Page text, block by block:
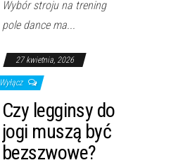
Wybór stroju na trening
pole dance ma...
27 kwietnia, 2026
Wyłącz
Czy legginsy do
jogi muszą być
bezszwowe?